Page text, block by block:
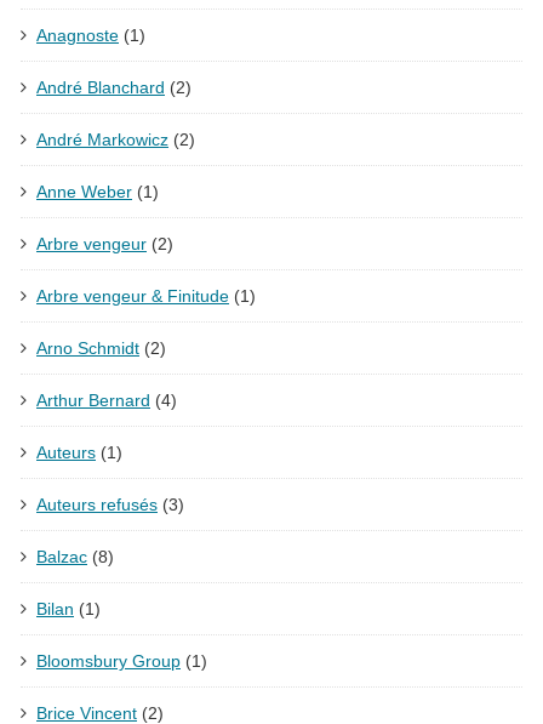
Anagnoste (1)
André Blanchard (2)
André Markowicz (2)
Anne Weber (1)
Arbre vengeur (2)
Arbre vengeur & Finitude (1)
Arno Schmidt (2)
Arthur Bernard (4)
Auteurs (1)
Auteurs refusés (3)
Balzac (8)
Bilan (1)
Bloomsbury Group (1)
Brice Vincent (2)